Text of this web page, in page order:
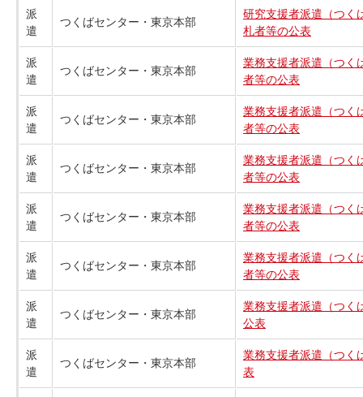
派
遣
つくばセンター・東京本部
研究支援者派遣（つく
札者等の公表
派
遣
つくばセンター・東京本部
業務支援者派遣（つく
者等の公表
派
遣
つくばセンター・東京本部
業務支援者派遣（つく
者等の公表
派
遣
つくばセンター・東京本部
業務支援者派遣（つく
者等の公表
派
遣
つくばセンター・東京本部
業務支援者派遣（つく
者等の公表
派
遣
つくばセンター・東京本部
業務支援者派遣（つく
者等の公表
派
遣
つくばセンター・東京本部
業務支援者派遣（つく
公表
派
遣
つくばセンター・東京本部
業務支援者派遣（つく
表